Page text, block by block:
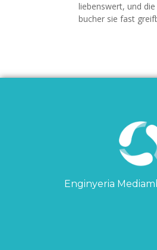
liebenswert, und
bucher sie fast
Enginyeria